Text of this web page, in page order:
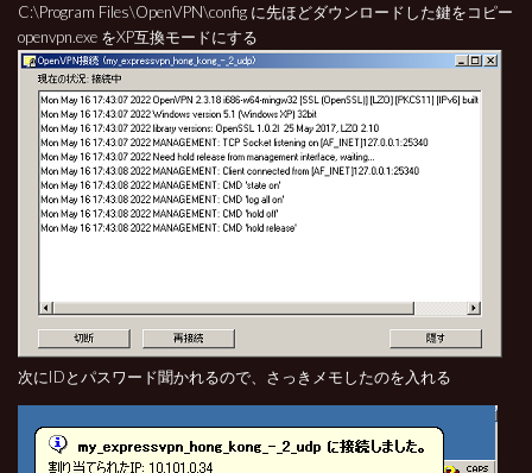
C:\Program Files\OpenVPN\config に先ほどダウンロードした鍵をコピー
openvpn.exe をXP互換モードにする
次にIDとパスワード聞かれるので、さっきメモしたのを入れる